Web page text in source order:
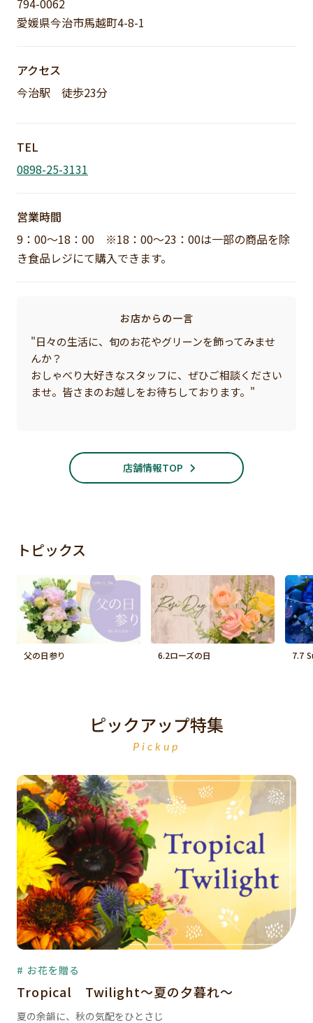
794-0062
愛媛県今治市馬越町4-8-1
アクセス
今治駅 徒歩23分
TEL
0898-25-3131
営業時間
9：00～18：00 ※18：00～23：00は一部の商品を除
き食品レジにて購入できます。
お店からの一言
"日々の生活に、旬のお花やグリーンを飾ってみませ
んか？
おしゃべり大好きなスタッフに、ぜひご相談ください
ませ。皆さまのお越しをお待ちしております。"
店舗情報TOP
トピックス
父の日参り 6.2ローズの日 7.7
ピックアップ特集
Pickup
# お花を贈る
Tropical Twilight～夏の夕暮れ～
夏の余韻に、秋の気配をひとさじ